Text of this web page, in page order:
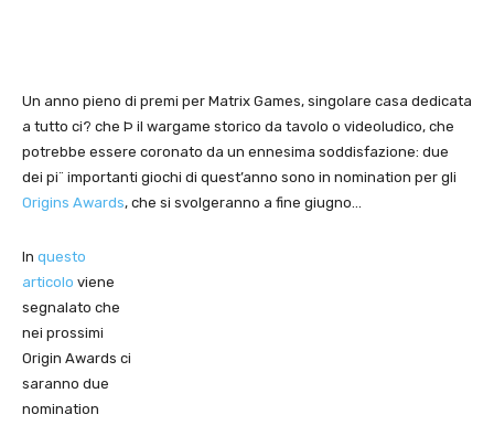
Un anno pieno di premi per Matrix Games, singolare casa dedicata
a tutto ci? che Þ il wargame storico da tavolo o videoludico, che
potrebbe essere coronato da un ennesima soddisfazione: due
dei pi¨ importanti giochi di quest’anno sono in nomination per gli
Origins Awards, che si svolgeranno a fine giugno…
In questo
articolo viene
segnalato che
nei prossimi
Origin Awards ci
saranno due
nomination